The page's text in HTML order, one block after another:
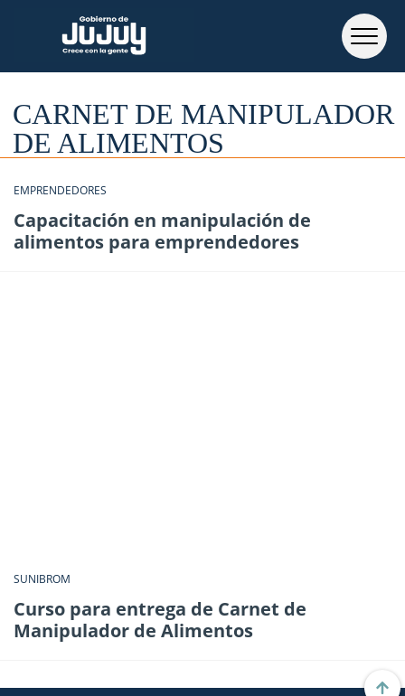
CARNET DE MANIPULADOR
DE ALIMENTOS
EMPRENDEDORES
Capacitación en manipulación de
alimentos para emprendedores
SUNIBROM
Curso para entrega de Carnet de
Manipulador de Alimentos